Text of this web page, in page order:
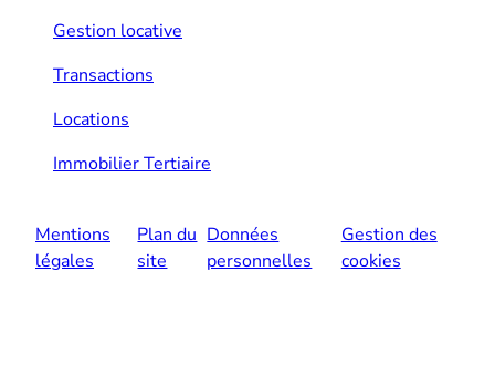
Gestion locative
Transactions
Locations
Immobilier Tertiaire
Mentions
légales
Plan du
site
Données
personnelles
Gestion des
cookies